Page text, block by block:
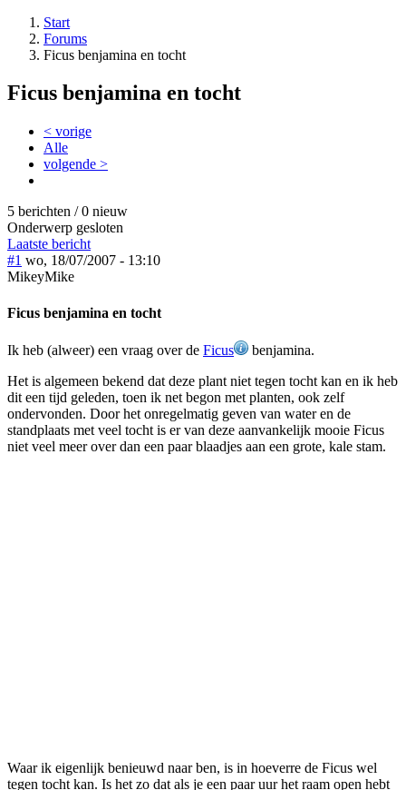
Start
Forums
Ficus benjamina en tocht
Ficus benjamina en tocht
< vorige
Alle
volgende >
5 berichten / 0 nieuw
Onderwerp gesloten
Laatste bericht
#1 wo, 18/07/2007 - 13:10
MikeyMike
Ficus benjamina en tocht
Ik heb (alweer) een vraag over de Ficus
benjamina.
Het is algemeen bekend dat deze plant niet tegen tocht kan en ik heb
dit een tijd geleden, toen ik net begon met planten, ook zelf
ondervonden. Door het onregelmatig geven van water en de
standplaats met veel tocht is er van deze aanvankelijk mooie Ficus
niet veel meer over dan een paar blaadjes aan een grote, kale stam.
Waar ik eigenlijk benieuwd naar ben, is in hoeverre de Ficus wel
tegen tocht kan. Is het zo dat als je een paar uur het raam open hebt